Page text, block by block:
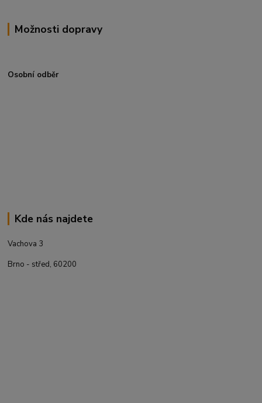
Možnosti dopravy
Osobní odběr
Kde nás najdete
Vachova 3
Brno - střed, 60200